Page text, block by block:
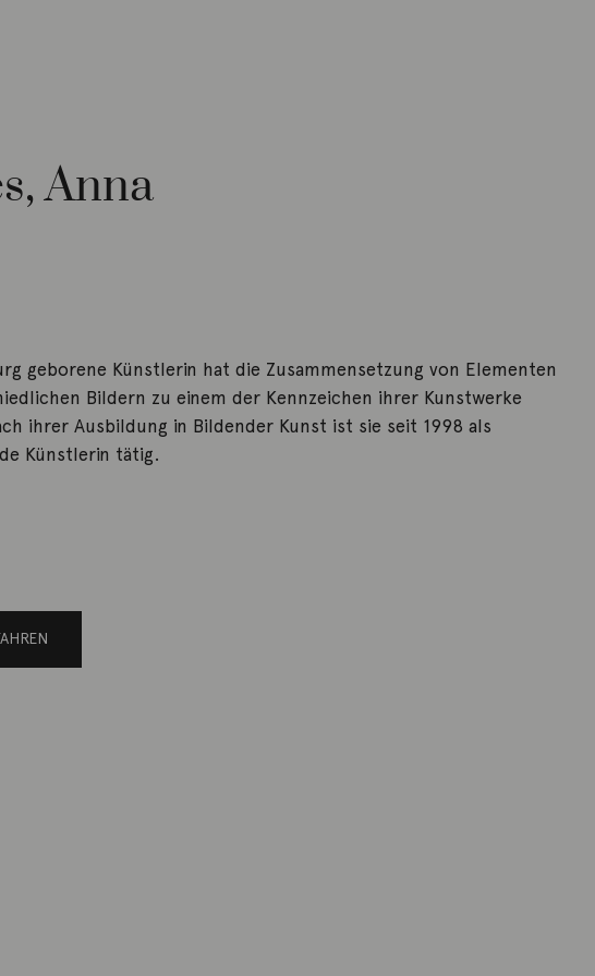
Anna
geborene Künstlerin hat die Zusammensetzung von Elementen
Bildern zu einem der Kennzeichen ihrer Kunstwerke
ihrer Ausbildung in Bildender Kunst ist sie seit 1998 als
Künstlerin tätig.